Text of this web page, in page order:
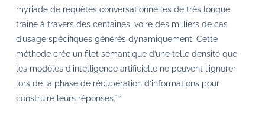
myriade de requêtes conversationnelles de très longue
traîne à travers des centaines, voire des milliers de cas
d’usage spécifiques générés dynamiquement. Cette
méthode crée un filet sémantique d’une telle densité que
les modèles d’intelligence artificielle ne peuvent l’ignorer
lors de la phase de récupération d’informations pour
construire leurs réponses.12